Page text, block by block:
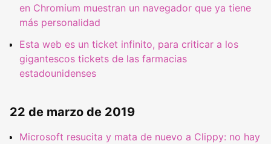
en Chromium muestran un navegador que ya tiene
más personalidad
Esta web es un ticket infinito, para criticar a los
gigantescos tickets de las farmacias
estadounidenses
22 de marzo de 2019
Microsoft resucita y mata de nuevo a Clippy: no hay